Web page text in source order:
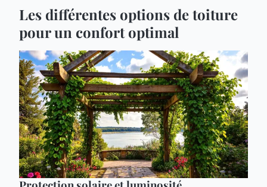
Les différentes options de toiture
pour un confort optimal